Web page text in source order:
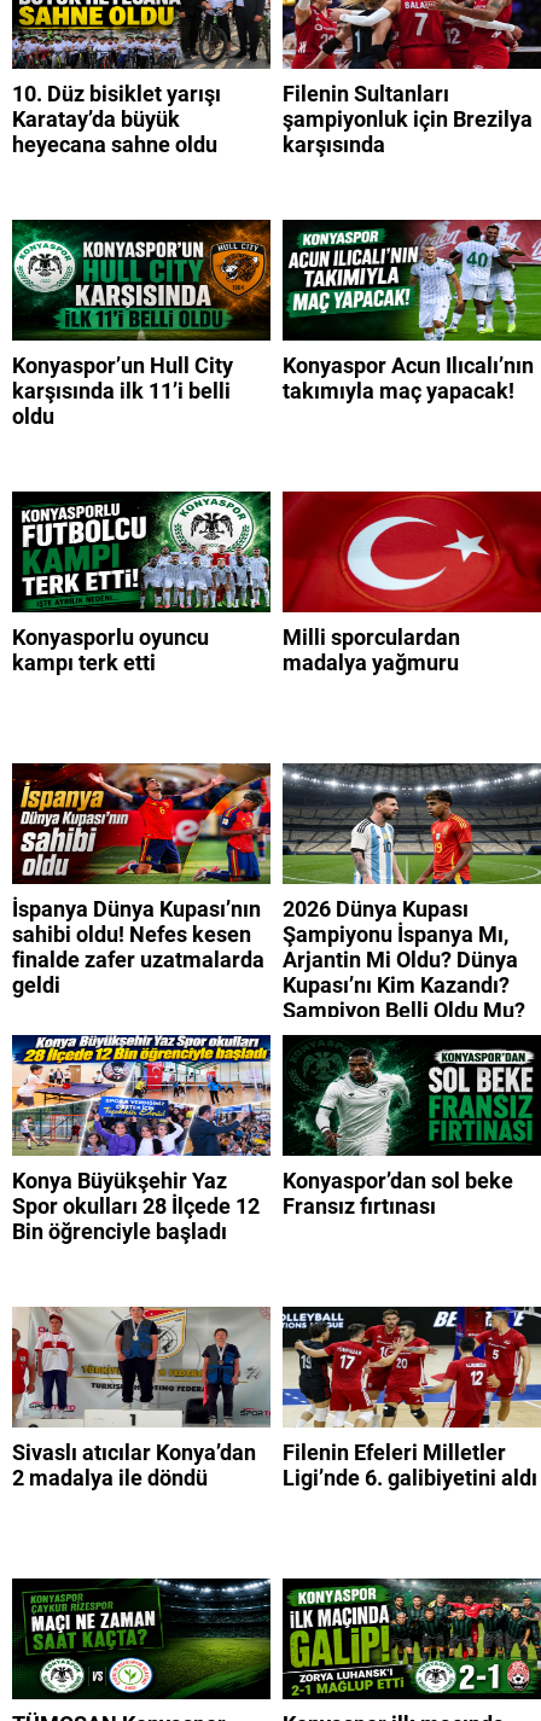
10. Düz bisiklet yarışı
Karatay’da büyük
heyecana sahne oldu
Filenin Sultanları
şampiyonluk için Brezilya
karşısında
Konyaspor’un Hull City
karşısında ilk 11’i belli
oldu
Konyaspor Acun Ilıcalı’nın
takımıyla maç yapacak!
Konyasporlu oyuncu
kampı terk etti
Milli sporculardan
madalya yağmuru
İspanya Dünya Kupası’nın
sahibi oldu! Nefes kesen
finalde zafer uzatmalarda
geldi
2026 Dünya Kupası
Şampiyonu İspanya Mı,
Arjantin Mi Oldu? Dünya
Kupası’nı Kim Kazandı?
Şampiyon Belli Oldu Mu?
Konya Büyükşehir Yaz
Spor okulları 28 İlçede 12
Bin öğrenciyle başladı
Konyaspor’dan sol beke
Fransız fırtınası
Sivaslı atıcılar Konya’dan
2 madalya ile döndü
Filenin Efeleri Milletler
Ligi’nde 6. galibiyetini aldı